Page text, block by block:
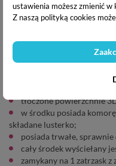
ustawienia możesz zmienić
Z naszą polityką cookies
Zalety:
tłoczone powierzchnie
w środku posiada
składane lusterko;
posiada trwałe, sprawnie
cały środek wyściełany
zamykany na 1 zatrzask